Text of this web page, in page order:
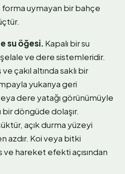
forma uymayan bir bahçe
su öğesi. Kapalı bir su
ve dere sistemleridir.
çakıl altında saklı bir
yukarıya geri
dere yatağı görünümüyle
bir döngüde dolaşır.
açık durma yüzeyi
azdır. Koi veya bitki
ve hareket efekti açısından